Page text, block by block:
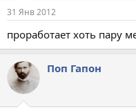
31 Янв 2012
проработает хоть пару
Поп Гапон